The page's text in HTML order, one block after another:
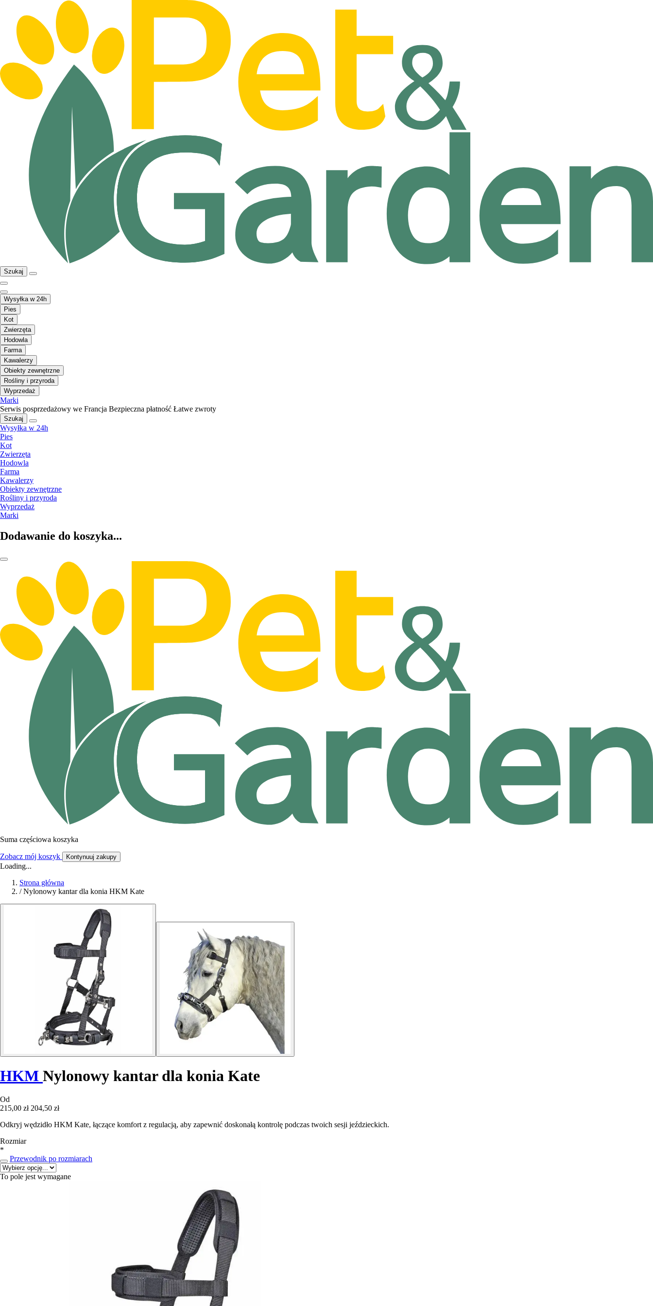
Szukaj
Wysyłka w 24h
Pies
Kot
Zwierzęta
Hodowla
Farma
Kawalerzy
Obiekty zewnętrzne
Rośliny i przyroda
Wyprzedaż
Marki
Serwis posprzedażowy we Francja Bezpieczna płatność Łatwe zwroty
Szukaj
Wysyłka w 24h
Pies
Kot
Zwierzęta
Hodowla
Farma
Kawalerzy
Obiekty zewnętrzne
Rośliny i przyroda
Wyprzedaż
Marki
Dodawanie do koszyka...
Suma częściowa koszyka
Zobacz mój koszyk Kontynuuj zakupy
Loading...
Strona główna
/ Nylonowy kantar dla konia HKM Kate
HKM Nylonowy kantar dla konia Kate
Od
215,00 zł 204,50 zł
Odkryj wędzidło HKM Kate, łączące komfort z regulacją, aby zapewnić doskonałą kontrolę podczas twoich sesji jeździeckich.
Rozmiar
*
Przewodnik po rozmiarach
To pole jest wymagane